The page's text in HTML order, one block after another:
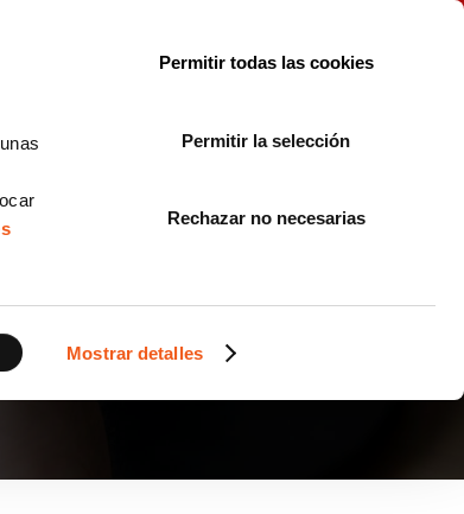
Mostrar detalles
Permitir todas las cookies
Permitir la selección
Rechazar no necesarias
LOS
DATOS?